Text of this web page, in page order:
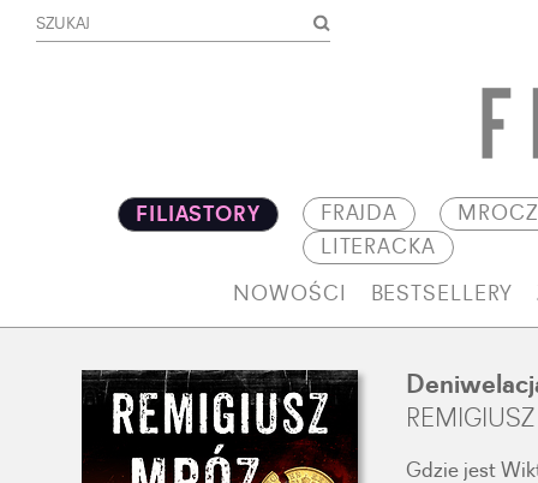
FILIASTORY FRAJDA
LITERACKA
NOWOŚCI BESTSELLERY
Gdzie jest